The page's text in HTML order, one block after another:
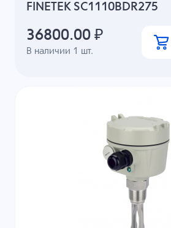
FINETEK SC1110BDR275
В наличии 1 шт.
36800.00 ₽